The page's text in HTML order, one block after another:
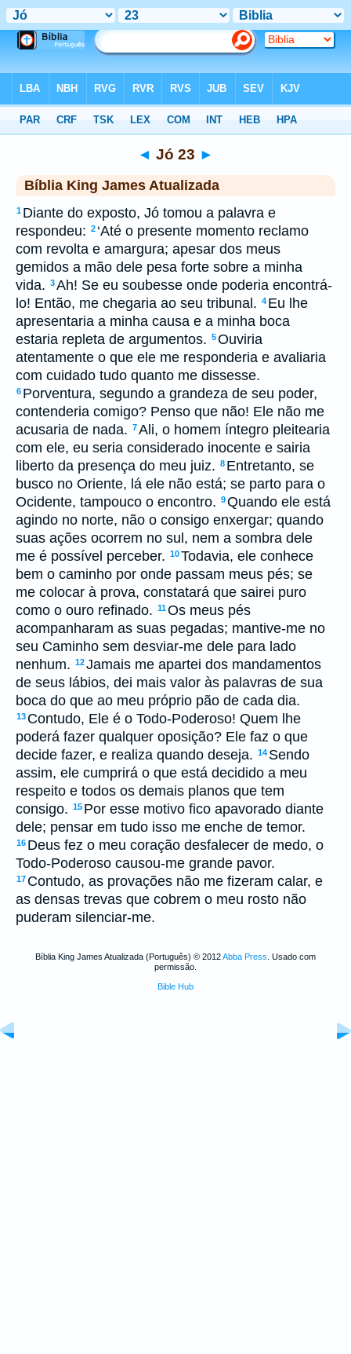
◄ Jó 23 ►
Bíblia King James Atualizada
1 Diante do exposto, Jó tomou a palavra e
respondeu: 2 ‘Até o presente momento reclamo
com revolta e amargura; apesar dos meus
gemidos a mão dele pesa forte sobre a minha
vida. 3Ah! Se eu soubesse onde poderia encontrá-
lo! Então, me chegaria ao seu tribunal. 4 Eu lhe
apresentaria a minha causa e a minha boca
estaria repleta de argumentos. 5Ouviria
atentamente o que ele me responderia e avaliaria
com cuidado tudo quanto me dissesse.
6 Porventura, segundo a grandeza de seu poder,
contenderia comigo? Penso que não! Ele não me
acusaria de nada. 7Ali, o homem íntegro pleitearia
com ele, eu seria considerado inocente e sairia
liberto da presença do meu juiz. 8 Entretanto, se
busco no Oriente, lá ele não está; se parto para o
Ocidente, tampouco o encontro. 9Quando ele está
agindo no norte, não o consigo enxergar; quando
suas ações ocorrem no sul, nem a sombra dele
me é possível perceber. 10Todavia, ele conhece
bem o caminho por onde passam meus pés; se
me colocar à prova, constatará que sairei puro
como o ouro refinado. 11Os meus pés
acompanharam as suas pegadas; mantive-me no
seu Caminho sem desviar-me dele para lado
nenhum. 12Jamais me apartei dos mandamentos
de seus lábios, dei mais valor às palavras de sua
boca do que ao meu próprio pão de cada dia.
13 Contudo, Ele é o Todo-Poderoso! Quem lhe
poderá fazer qualquer oposição? Ele faz o que
decide fazer, e realiza quando deseja. 14 Sendo
assim, ele cumprirá o que está decidido a meu
respeito e todos os demais planos que tem
consigo. 15 Por esse motivo fico apavorado diante
dele; pensar em tudo isso me enche de temor.
16 Deus fez o meu coração desfalecer de medo, o
Todo-Poderoso causou-me grande pavor.
17 Contudo, as provações não me fizeram calar, e
as densas trevas que cobrem o meu rosto não
puderam silenciar-me.
Bíblia King James Atualizada (Português) © 2012Abba Press . Usado com
permissão.
Bible Hub